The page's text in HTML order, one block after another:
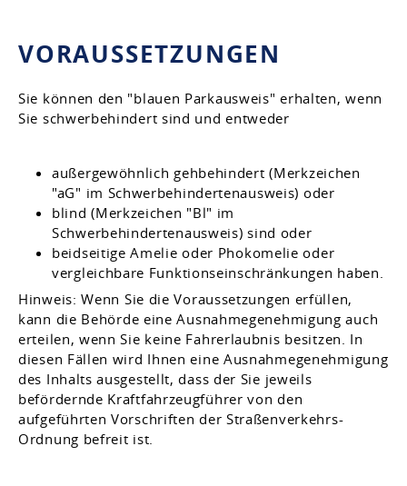
VORAUSSETZUNGEN
Sie können den "blauen Parkausweis" erhalten, wenn
Sie schwerbehindert sind und entweder
außergewöhnlich gehbehindert (Merkzeichen
"aG" im Schwerbehindertenausweis) oder
blind (Merkzeichen "Bl" im
Schwerbehindertenausweis) sind oder
beidseitige Amelie oder Phokomelie oder
vergleichbare Funktionseinschränkungen haben.
Hinweis: Wenn Sie die Voraussetzungen erfüllen,
kann die Behörde eine Ausnahmegenehmigung auch
erteilen, wenn Sie keine Fahrerlaubnis besitzen. In
diesen Fällen wird Ihnen eine Ausnahmegenehmigung
des Inhalts ausgestellt, dass der Sie jeweils
befördernde Kraftfahrzeugführer von den
aufgeführten Vorschriften der Straßenverkehrs-
Ordnung befreit ist.